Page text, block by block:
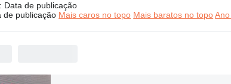
Plataformas elevatórias MAN
: Data de publicação
de publicação Mais caros no topo Mais baratos no topo